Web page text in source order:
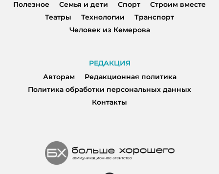
Полезное
Семья и дети Спорт
Строим вместе
Театры
Технологии
Транспорт
Человек из Кемерова
РЕДАКЦИЯ
Авторам
Редакционная политика
Политика обработки персональных данных
Контакты